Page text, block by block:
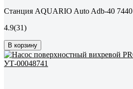
Станция AQUARIO Auto Adb-40 7440
4.9(31)
В корзину